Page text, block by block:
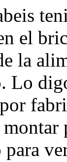
el
la
Lo